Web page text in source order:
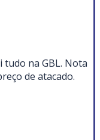
tudo na GBL. Nota
de atacado.